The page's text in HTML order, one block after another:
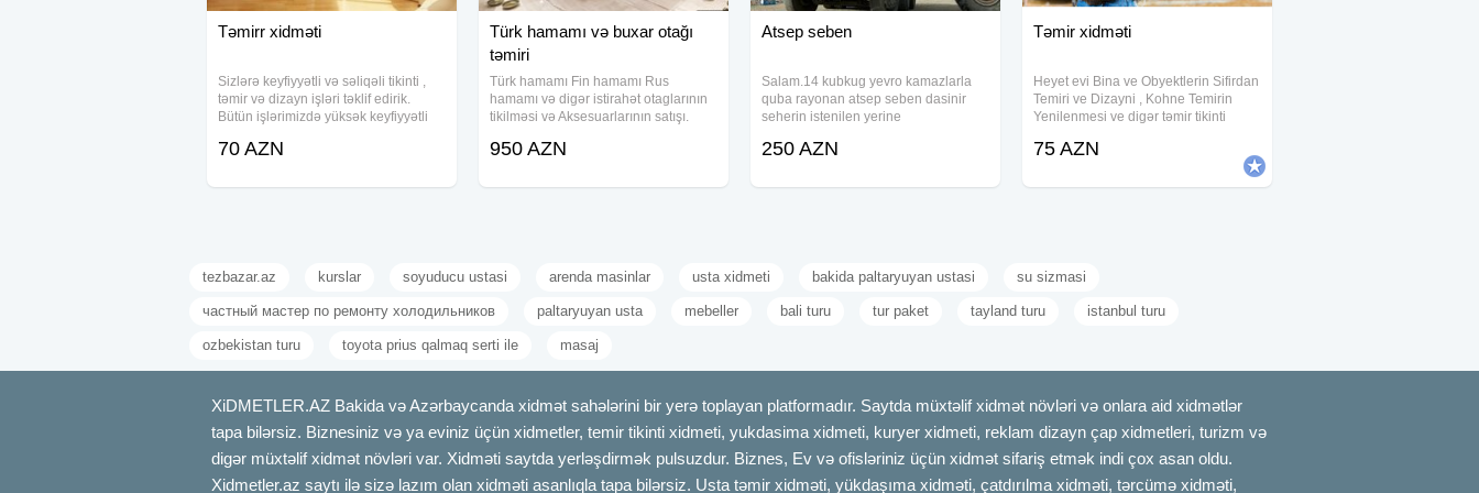
Təmirr xidməti
Sizlərə keyfiyyətli və səliqəli tikinti ,
təmir və dizayn işləri təklif edirik.
Bütün işlərimizdə yüksək keyfiyyətli
istehsalı olan materiallardan istifadə
70 AZN
Türk hamamı və buxar otağı
təmiri
Türk hamamı Fin hamamı Rus
hamamı və digər istirahət otaglarının
tikilməsi və Aksesuarlarının satışı.
950 AZN
Atsep seben
Salam.14 kubkug yevro kamazlarla
quba rayonan atsep seben dasinir
seherin istenilen yerine
250 AZN
Təmir xidməti
Heyet evi Bina ve Obyektlerin Sifirdan
Temiri ve Dizayni , Kohne Temirin
Yenilenmesi ve digər təmir tikinti
Santexnik Laminat Padvisnoy Kafel-
75 AZN
tezbazar.az kurslar soyuducu ustasi arenda masinlar usta xidmeti bakida paltaryuyan ustasi su sizmasi
частный мастер по ремонту холодильников paltaryuyan usta mebeller bali turu tur paket tayland turu istanbul turu
ozbekistan turu toyota prius qalmaq serti ile masaj
XiDMETLER.AZ Bakida və Azərbaycanda xidmət sahələrini bir yerə toplayan platformadır. Saytda müxtəlif xidmət növləri və onlara aid xidmətlər
tapa bilərsiz. Biznesiniz və ya eviniz üçün xidmetler, temir tikinti xidmeti, yukdasima xidmeti, kuryer xidmeti, reklam dizayn çap xidmetleri, turizm və
digər müxtəlif xidmət növləri var. Xidməti saytda yerləşdirmək pulsuzdur. Biznes, Ev və ofisləriniz üçün xidmət sifariş etmək indi çox asan oldu.
Xidmetler.az saytı ilə sizə lazım olan xidməti asanlıqla tapa bilərsiz. Usta təmir xidməti, yükdaşıma xidməti, çatdırılma xidməti, tərcümə xidməti,